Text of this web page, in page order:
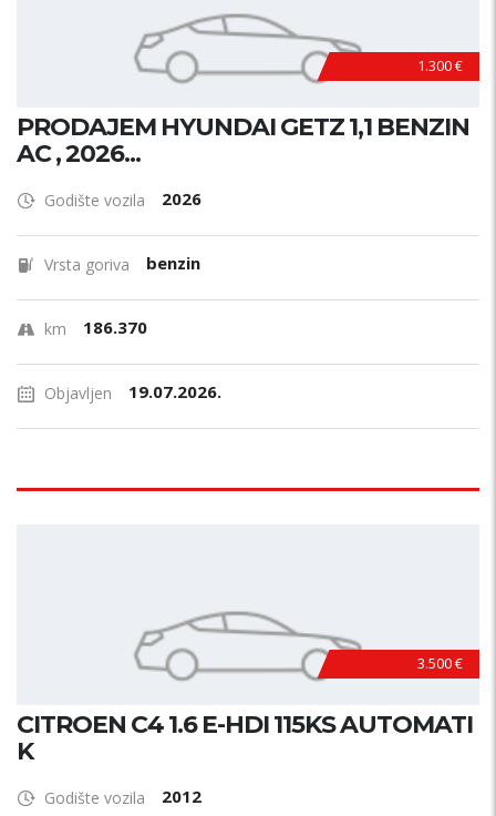
1.300 €
PRODAJEM HYUNDAI GETZ 1,1 BENZIN
AC , 2026...
Godište vozila 2026
Vrsta goriva benzin
km 186.370
Objavljen 19.07.2026.
3.500 €
CITROEN C4 1.6 E-HDI 115KS AUTOMATI
K
Godište vozila 2012